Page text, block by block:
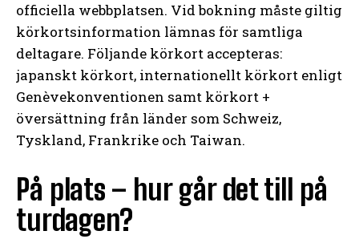
officiella webbplatsen. Vid bokning måste giltig
körkortsinformation lämnas för samtliga
deltagare. Följande körkort accepteras:
japanskt körkort, internationellt körkort enligt
Genèvekonventionen samt körkort +
översättning från länder som Schweiz,
Tyskland, Frankrike och Taiwan.
På plats – hur går det till på
turdagen?